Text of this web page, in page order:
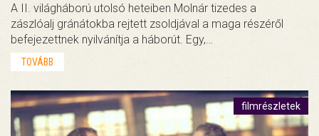
A II. világháború utolsó heteiben Molnár tizedes a
zászlóalj gránátokba rejtett zsoldjával a maga részéről
befejezettnek nyilvánítja a háborút. Egy,…
TOVÁBB
filmrészletek